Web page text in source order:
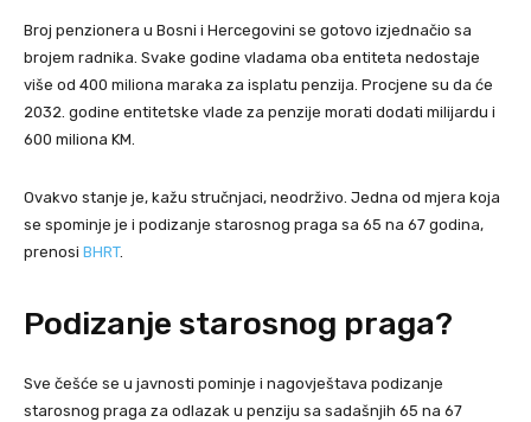
Broj penzionera u Bosni i Hercegovini se gotovo izjednačio sа
brojem radnika. Svake godine vladama oba entiteta nedostaje
više od 400 miliona maraka za isplatu penzija. Procjene su da će
2032. godine entitetske vlade za penzije morati dodati milijardu i
600 miliona KM.
Ovakvo stanje je, kažu stručnjaci, neodrživo. Jedna od mjera koja
se spominje je i podizanje starosnog praga sa 65 na 67 godina,
prenosi BHRT.
Podizanje starosnog praga?
Sve češće se u javnosti pominje i nagovještava podizanje
starosnog praga za odlazak u penziju sa sadašnjih 65 na 67